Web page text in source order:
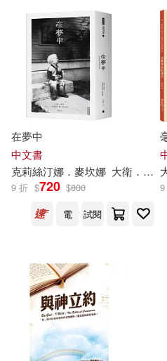
賣報小郎君(75)
闕(74) （春秋）
張泉(73)
童趣出版有限公司(73)
笑江南（編繪）(73)
於永玉(72)
プレステージ出版(写真
中國醫藥科技出版社
江西美術出版社(639)
台灣東販(625)
法律出版社(607)
北京科學技術出版社(605)
TMEplus(600)
中國社會科學出版社(599)
北京師範大學出版社(586)
在夢中
中文書
克莉絲汀娜．麥坎娜 大衛 ．林區
9 折 $720 $800
電
試閱